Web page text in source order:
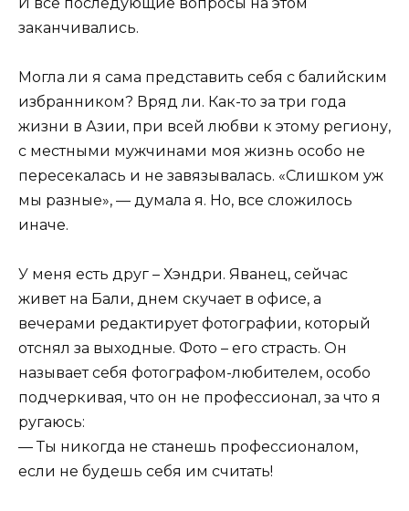
заканчивались.
Могла ли я сама представить себя с балийским
избранником? Вряд ли. Как-то за три года
жизни в Азии, при всей любви к этому региону,
с местными мужчинами моя жизнь особо не
пересекалась и не завязывалась. «Слишком уж
мы разные», — думала я. Но, все сложилось
иначе.
У меня есть друг – Хэндри. Яванец, сейчас
живет на Бали, днем скучает в офисе, а
вечерами редактирует фотографии, который
отснял за выходные. Фото – его страсть. Он
называет себя фотографом-любителем, особо
подчеркивая, что он не профессионал, за что я
ругаюсь:
— Ты никогда не станешь профессионалом,
если не будешь себя им считать!